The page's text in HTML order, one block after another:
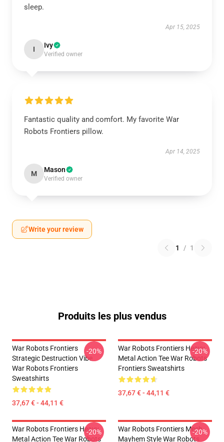
sleep.
Apr 15, 2025
I Ivy
Verified owner
Fantastic quality and comfort. My favorite War
Robots Frontiers pillow.
Apr 14, 2025
M Mason
Verified owner
Write your review
1 / 1
Produits les plus vendus
War Robots Frontiers
Strategic Destruction Vibe
War Robots Frontiers
Sweatshirts
37,67 € - 44,11 €
-20%
War Robots Frontiers Heavy
Metal Action Tee War Robots
Frontiers Sweatshirts
37,67 € - 44,11 €
-20%
War Robots Frontiers Heavy
Metal Action Tee War Robots
-20%
War Robots Frontiers Mech
Mayhem Style War Robots
-20%